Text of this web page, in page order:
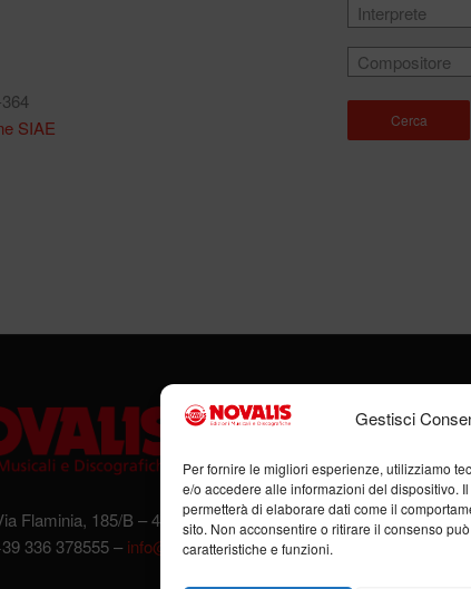
Gestisci
Per fornire le migliori esperienze, utilizziamo
e/o accedere alle informazioni del dispositivo.
permetterà di elaborare dati come il
sito. Non acconsentire o ritirare il consenso
caratteristiche e funzioni.
SIAE
Interprete
Compositore
Cerca
Flaminia, 185/B – 47923 Rimini (RN) – P.IVA: 00951980408
336 378555 – info@novalis.it